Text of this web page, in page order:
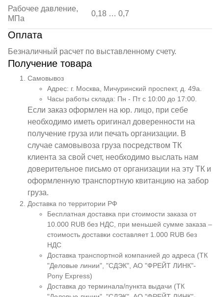
Рабочее давление,
МПа
0,18 … 0,7
Оплата
Безналичный расчет по выставленному счету.
Получение товара
Самовывоз
Адрес: г. Москва, Мичуринский проспект, д. 49а.
Часы работы склада: Пн - Пт с 10:00 до 17:00.
Если заказ оформлен на юр. лицо, при себе
необходимо иметь оригинал доверенности на
получение груза или печать организации. В
случае самовывоза груза посредством ТК
клиента за свой счет, необходимо выслать нам
доверительное письмо от организации на эту ТК и
оформленную транспортную квитанцию на забор
груза.
Доставка по территории РФ
Бесплатная доставка при стоимости заказа от
10.000 RUB без НДС, при меньшей сумме заказа –
стоимость доставки составляет 1.000 RUB без
НДС
Доставка транспортной компанией до адреса (ТК
"Деловые линии", "СДЭК", АО "ФРЕЙТ ЛИНК"-
Pony Express)
Доставка до терминала/пункта выдачи (ТК